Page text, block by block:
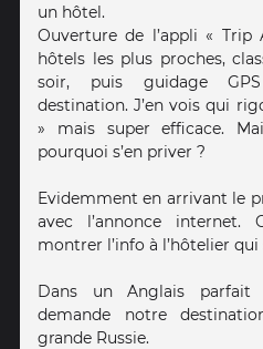
un hôtel.
Ouverture de l’appli « Trip
hôtels les plus proches,
soir, puis guidage GPS
destination. J’en vois qui
» mais super efficace.
pourquoi s’en priver ?
Evidemment en arrivant le
avec l’annonce internet.
montrer l’info à l’hôtelier qui
Dans un Anglais parfait
demande notre
grande Russie.